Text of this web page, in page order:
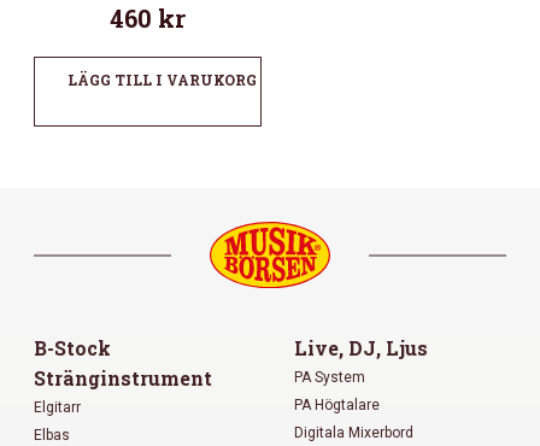
460 kr
LÄGG TILL I VARUKORG
B-Stock
Stränginstrument
Elgitarr
Elbas
Live, DJ, Ljus
PA System
PA Högtalare
Digitala Mixerbord